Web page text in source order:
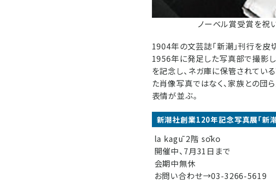
ノーベル賞受賞を祝
1904年の文芸誌「新潮」刊行を皮
1956年に発足した写真部で撮影
を記念し、ネガ庫に保管されてい
た肖像写真ではなく、家族との団
表情が並ぶ。
新潮社創業120年記念写真展「新
la kagū 2階 sōko
開催中、7月31日まで
会期中無休
お問い合わせ→03-3266-5619